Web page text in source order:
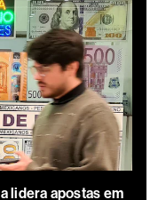
lidera apostas em